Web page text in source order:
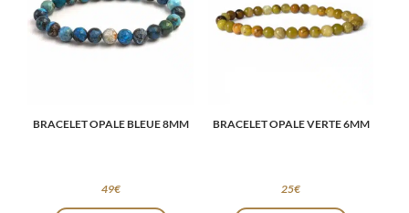
BRACELET OPALE BLEUE 8MM
49€
BRACELET OPALE VERTE 6MM
25€